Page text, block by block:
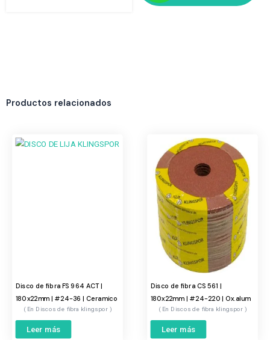
Productos relacionados
Disco de fibra FS 964 ACT |
180x22mm | #24-36 | Ceramico
Discos de fibra klingspor
Leer más
Disco de fibra CS 561 |
180x22mm | #24-220 | Ox.alum
Discos de fibra klingspor
Leer más